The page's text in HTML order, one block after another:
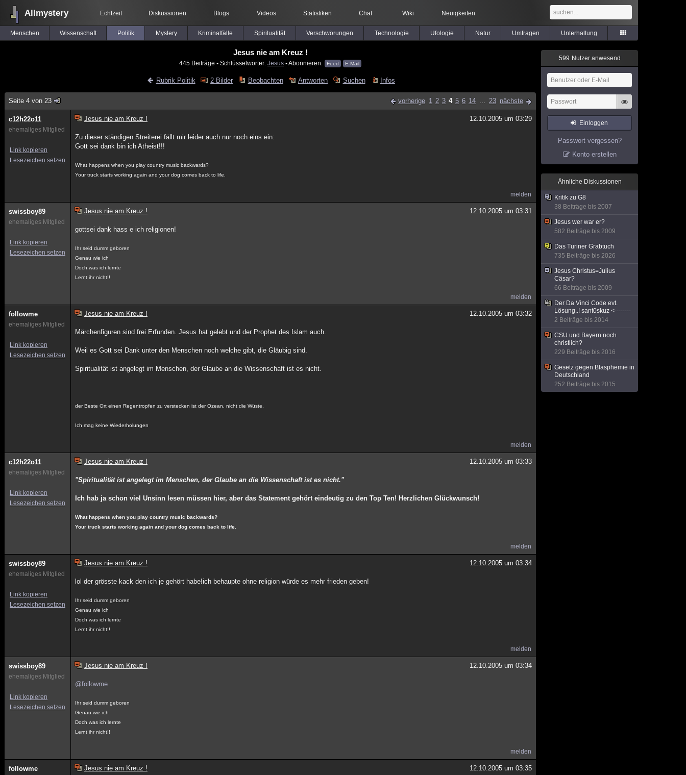
Allmystery Echtzeit Diskussionen Blogs Videos Statistiken Chat Wiki Neuigkeiten
Menschen Wissenschaft Politik Mystery Kriminalfälle Spiritualität Verschwörungen Technologie Ufologie Natur Umfragen Unterhaltung
Jesus nie am Kreuz !
445 Beiträge ▪ Schlüsselwörter: Jesus ▪ Abonnieren: Feed E-Mail
Rubrik Politik 2 Bilder Beobachten Antworten Suchen Infos
Seite 4 von 23 vorherige 1 2 3 4 5 6 14 ... 23 nächste
c12h22o11
ehemaliges Mitglied
Link kopieren
Lesezeichen setzen
Jesus nie am Kreuz ! 12.10.2005 um 03:29
Zu dieser ständigen Streiterei fällt mir leider auch nur noch eins ein:
Gott sei dank bin ich Atheist!!!
What happens when you play country music backwards?
Your truck starts working again and your dog comes back to life.
melden
swissboy89
ehemaliges Mitglied
Link kopieren
Lesezeichen setzen
Jesus nie am Kreuz ! 12.10.2005 um 03:31
gottsei dank hass e ich religionen!
Ihr seid dumm geboren
Genau wie ich
Doch was ich lernte
Lernt ihr nicht!!
melden
followme
ehemaliges Mitglied
Link kopieren
Lesezeichen setzen
Jesus nie am Kreuz ! 12.10.2005 um 03:32
Märchenfiguren sind frei Erfunden. Jesus hat gelebt und der Prophet des Islam auch.
Weil es Gott sei Dank unter den Menschen noch welche gibt, die Gläubig sind.
Spiritualität ist angelegt im Menschen, der Glaube an die Wissenschaft ist es nicht.
der Beste Ort einen Regentropfen zu verstecken ist der Ozean, nicht die Wüste.
Ich mag keine Wiederholungen
melden
c12h22o11
ehemaliges Mitglied
Link kopieren
Lesezeichen setzen
Jesus nie am Kreuz ! 12.10.2005 um 03:33
"Spiritualität ist angelegt im Menschen, der Glaube an die Wissenschaft ist es nicht."
Ich hab ja schon viel Unsinn lesen müssen hier, aber das Statement gehört eindeutig zu den Top Ten! Herzlichen Glückwunsch!
What happens when you play country music backwards?
Your truck starts working again and your dog comes back to life.
melden
swissboy89
ehemaliges Mitglied
Link kopieren
Lesezeichen setzen
Jesus nie am Kreuz ! 12.10.2005 um 03:34
lol der grösste kack den ich je gehört habe!ich behaupte ohne religion würde es mehr frieden geben!
Ihr seid dumm geboren
Genau wie ich
Doch was ich lernte
Lernt ihr nicht!!
melden
swissboy89
ehemaliges Mitglied
Link kopieren
Lesezeichen setzen
Jesus nie am Kreuz ! 12.10.2005 um 03:34
@followme
Ihr seid dumm geboren
Genau wie ich
Doch was ich lernte
Lernt ihr nicht!!
melden
followme Jesus nie am Kreuz ! 12.10.2005 um 03:35
599 Nutzer anwesend
Einloggen
Passwort vergessen?
Konto erstellen
Ähnliche Diskussionen
Kritik zu G8
38 Beiträge bis 2007
Jesus wer war er?
582 Beiträge bis 2009
Das Turiner Grabtuch
735 Beiträge bis 2026
Jesus Christus=Julius
Cäsar?
66 Beiträge bis 2009
Der Da Vinci Code evt.
Lösung..! sant0skuz <--------
2 Beiträge bis 2014
CSU und Bayern noch
christlich?
229 Beiträge bis 2016
Gesetz gegen Blasphemie in
Deutschland
252 Beiträge bis 2015